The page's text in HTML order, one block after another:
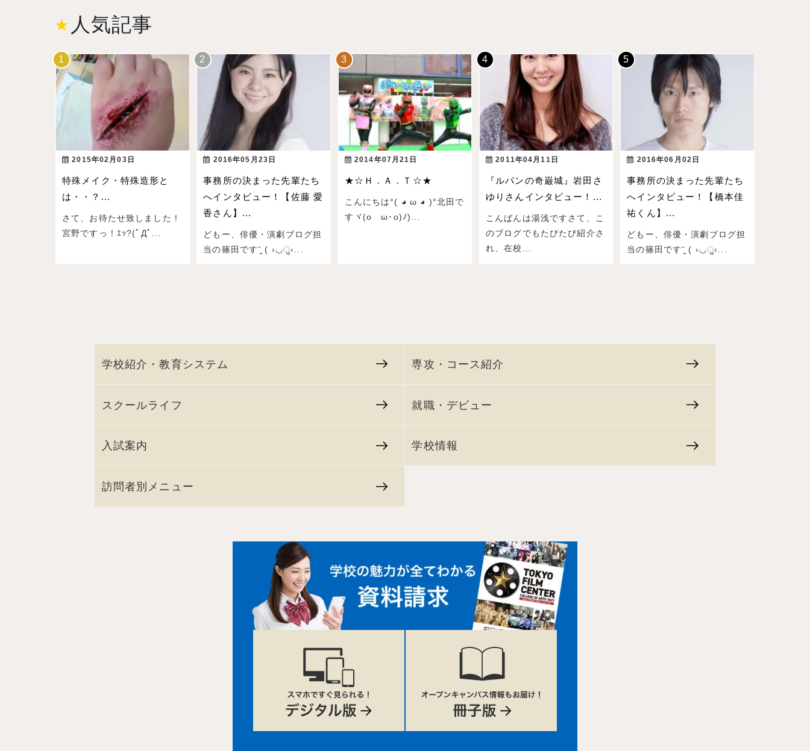
人気記事
2015年02月03日
特殊メイク・特殊造形と
は・・？...
さて、お待たせ致しました！
宮野ですっ！ｴｯ?(ﾟДﾟ...
2016年05月23日
事務所の決まった先輩たち
へインタビュー！【佐藤 愛
香さん】...
どもー、俳優・演劇ブログ担
当の篠田ですˉ̞̭ ( ›◡ु‹...
2014年07月21日
★☆Ｈ．Ａ．Ｔ☆★
こんにちは°( ◕ ω ◕ )°北田で
すヾ(oゝω･o)ﾉ)...
2011年04月11日
『ルパンの奇巌城』岩田さ
ゆりさんインタビュー！...
こんばんは湯浅ですさて、こ
のブログでもたびたび紹介さ
れ、在校...
2016年06月02日
事務所の決まった先輩たち
へインタビュー！【橋本佳
祐くん】...
どもー、俳優・演劇ブログ担
当の篠田ですˉ̞̭ ( ›◡ु‹...
学校紹介・教育システム 専攻・コース紹介
スクールライフ 就職・デビュー
入試案内 学校情報
訪問者別メニュー